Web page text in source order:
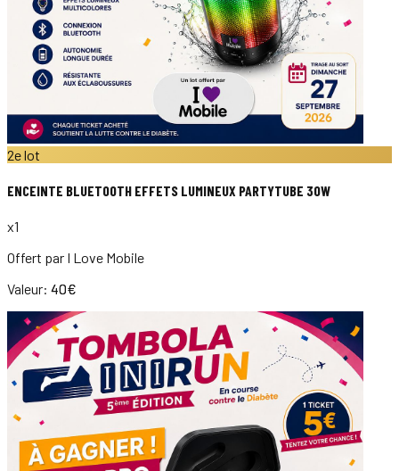
2e lot
ENCEINTE BLUETOOTH EFFETS LUMINEUX PARTYTUBE 30W
x1
Offert par I Love Mobile
Valeur: 40€